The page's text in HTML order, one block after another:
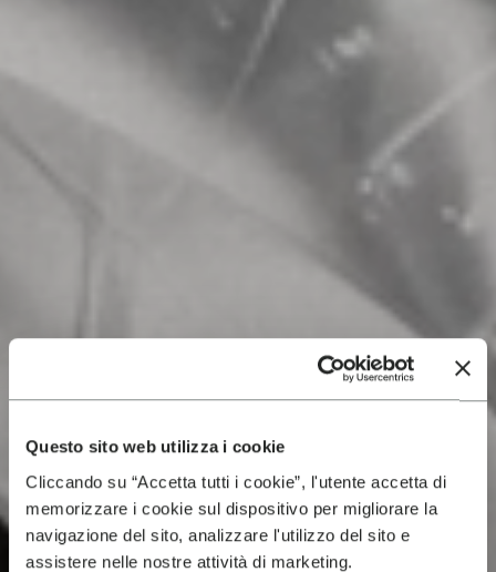
Questo sito web utilizza i cookie
Cliccando su “Accetta tutti i cookie”, l'utente accetta di
memorizzare i cookie sul dispositivo per migliorare la
navigazione del sito, analizzare l'utilizzo del sito e
assistere nelle nostre attività di marketing.